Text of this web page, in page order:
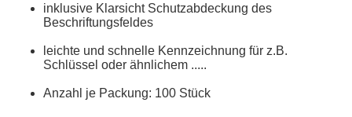
inklusive Klarsicht Schutzabdeckung des
Beschriftungsfeldes
leichte und schnelle Kennzeichnung für z.B.
Schlüssel oder ähnlichem .....
Anzahl je Packung: 100 Stück